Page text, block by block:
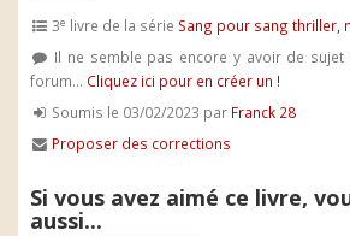
3e livre de la série Sang pour sang thriller,
Il ne semble pas encore y avoir de
forum... Cliquez ici pour en créer un !
Soumis le 03/02/2023 par Franck 28
Proposer des corrections
Si vous avez aimé ce livre,
aussi...